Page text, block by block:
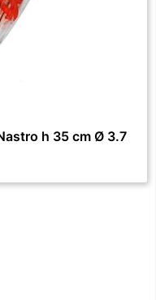
h 35 cm Ø 3.7